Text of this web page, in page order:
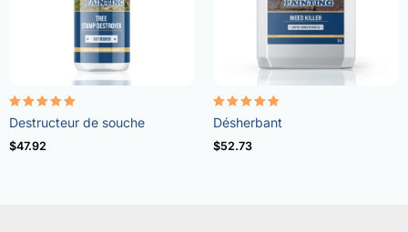
Note
5.00
sur 5
Destructeur de souche
$47.92
Note
4.73
sur 5
Désherbant
$52.73